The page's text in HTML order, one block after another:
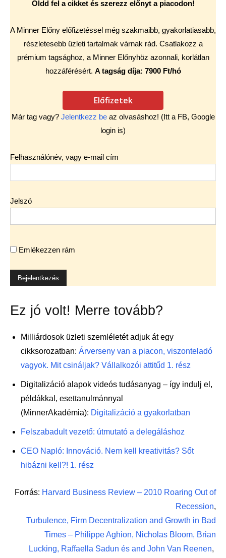
Oldd fel a cikket és szerezz előnyt a piacodon!
A Minner Előny előfizetéssel még szakmaibb, gyakorlatiasabb,
részletesebb üzleti tartalmak várnak rád. Csatlakozz a
prémium tagsághoz, a Minner Előnyhöz azonnali, korlátlan
hozzáférésért. A tagság díja: 7900 Ft/hó
Előfizetek
Már tag vagy? Jelentkezz beaz olvasáshoz! (Itt a FB, Google
login is)
Felhasználónév, vagy e-mail cím
Jelszó
Emlékezzen rám
Ez jó volt! Merre tovább?
Milliárdosok üzleti szemléletét adjuk át egy
cikksorozatban: Árverseny van a piacon, viszonteladó
vagyok. Mit csináljak? Vállalkozói attitűd 1. rész
Digitalizáció alapok videós tudásanyag – így indulj el,
példákkal, esettanulmánnyal
(MinnerAkadémia): Digitalizáció a gyakorlatban
Felszabadult vezető: útmutató a delegáláshoz
CEO Napló: Innováció. Nem kell kreativitás? Sőt
hibázni kell?! 1. rész
Forrás: Harvard Business Review – 2010 Roaring Out of
Recession,
Turbulence, Firm Decentralization and Growth in Bad
Times – Philippe Aghion, Nicholas Bloom, Brian
Lucking, Raffaella Sadun és and John Van Reenen,